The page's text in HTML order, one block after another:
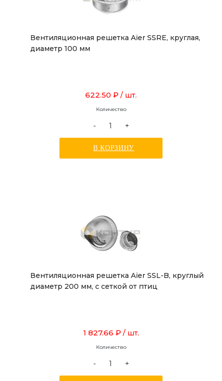
Вентиляционная решетка Aier SSRE, круглая,
диаметр 100 мм
622.50 ₽ / шт.
Количество
- +
В КОРЗИНУ
Вентиляционная решетка Aier SSL-B, круглый
диаметр 200 мм, с сеткой от птиц
1 827.66 ₽ / шт.
Количество
- +